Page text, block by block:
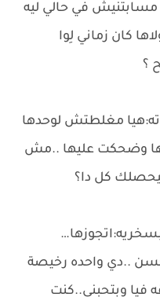
في حالي ليه
كان زماني لِوا
؟
مغلطتش لوحدها
وضحكت عليها ..مش
كل دا؟
..دي واحده رخيصة
فيا وبتحبني..كنت